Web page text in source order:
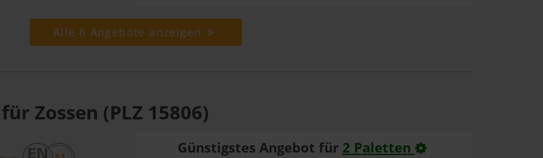
Alle 6 Angebote anzeigen
Zossen (PLZ 15806)
Günstigstes Angebot für 2 Paletten